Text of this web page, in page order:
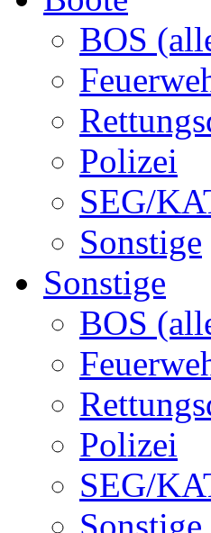
BOS
Polizei
SEG/
Sonstige
Sonstige
BOS
Polizei
SEG/
Sonstige